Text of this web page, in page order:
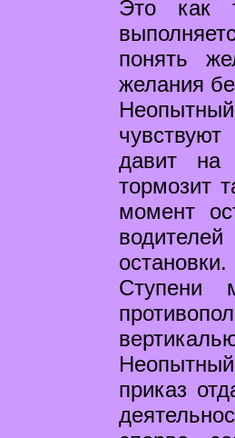
Это как
понять
желания
давит на
тормозит
момент
остановки.
Ступени
приказ